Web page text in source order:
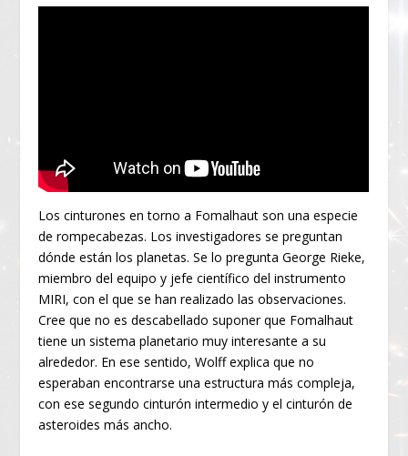
Los cinturones en torno a Fomalhaut son una especie
de rompecabezas. Los investigadores se preguntan
dónde están los planetas. Se lo pregunta George Rieke,
miembro del equipo y jefe científico del instrumento
MIRI, con el que se han realizado las observaciones.
Cree que no es descabellado suponer que Fomalhaut
tiene un sistema planetario muy interesante a su
alrededor. En ese sentido, Wolff explica que no
esperaban encontrarse una estructura más compleja,
con ese segundo cinturón intermedio y el cinturón de
asteroides más ancho.